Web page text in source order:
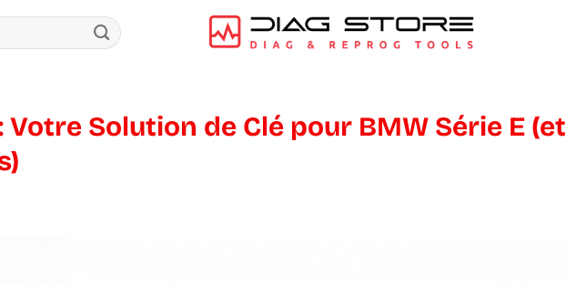
Solution de Clé pour BMW Série E (et